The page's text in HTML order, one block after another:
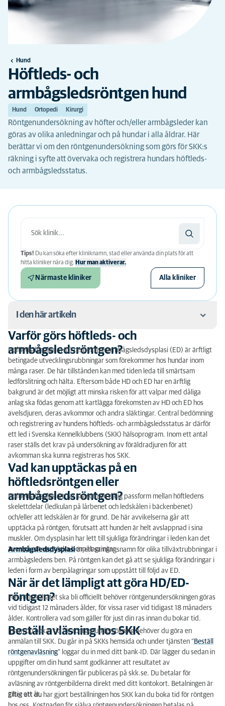
Hund
Höftleds- och
armbågsledsröntgen hund
Hund Ortopedi Kirurgi
Röntgenundersökning av höfter och/eller armbågsleder kan
göras av olika anledningar och på hundar i alla åldrar. Här
berättar vi om den röntgenundersökning som görs för SKK:s
räkning i syfte att övervaka och registrera hundars höftleds-
och armbågsledsstatus.
Tips! Du kan söka efter kliniknamn, stad eller använda din plats för att
hitta kliniker nära dig. Hur man aktiverar.
Närmaste kliniker Alla kliniker
I den här artikeln
Varför görs höftleds- och armbågsledsröntgen?
Vad kan upptäckas på en höftledsröntgen eller
armbågsledsröntgen?
När är det lämpligt att göra HD/ED-röntgen?
Beställ avläsning hos SKK
Hur går HD/ED-röntgen till?
Karenstid för lugnande medel
Varför görs höftleds- och
armbågsledsröntgen?
Höftledsdysplasi (HD) respektive armbågsledsdysplasi (ED) är ärftligt
betingade utvecklingsrubbningar som förekommer hos hundar inom
många raser. De här tillstånden kan med tiden leda till smärtsam
ledförslitning och hälta. Eftersom både HD och ED har en ärftlig
bakgrund är det möjligt att minska risken för att valpar med dåliga
anlag ska födas genom att kartlägga förekomsten av HD och ED hos
avelsdjuren, deras avkommor och andra släktingar. Central bedömning
och registrering av hundens höftleds- och armbågsledsstatus är därför
ett led i Svenska Kennelklubbens (SKK) hälsoprogram. Inom ett antal
raser ställs det krav på undersökning av föräldradjuren för att
avkomman ska kunna registreras hos SKK.
Vad kan upptäckas på en
höftledsröntgen eller
armbågsledsröntgen?
Höftledsdysplasi yttrar sig som en dålig passform mellan höftledens
skelettdelar (ledkulan på lårbenet och ledskålen i bäckenbenet)
och/eller att ledskålen är för grund. De här avvikelserna går att
upptäcka på röntgen, förutsatt att hunden är helt avslappnad i sina
muskler. Om dysplasin har lett till sjukliga förändringar i leden kan det
även gå att upptäcka benpålagringar.
Armbågsledsdysplasiär ett samlingsnamn för olika tillväxtrubbningar i
armbågsledens ben. På röntgen kan det gå att se sjukliga förändringar i
leden i form av benpålagringar som uppstått till följd av ED.
När är det lämpligt att göra HD/ED-
röntgen?
För att resultatet ska bli officiellt behöver röntgenundersökningen göras
vid tidigast 12 månaders ålder, för vissa raser vid tidigast 18 månaders
ålder. Kontrollera vad som gäller för just din ras innan du bokar tid.
Beställ avläsning hos SKK
Innan du bokar tid för röntgenundersökning behöver du göra en
anmälan till SKK. Du går in på SKKs hemsida och under tjänsten ”Beställ
röntgenavläsning” loggar du in med ditt bank-ID. Där lägger du sedan in
uppgifter om din hund samt godkänner att resultatet av
röntgenundersökningen får publiceras på skk.se. Du betalar för
avläsning av röntgenbilderna direkt med ditt kontokort. Betalningen är
giltig ett år.
Efter att du har gjort beställningen hos SKK kan du boka tid för röntgen